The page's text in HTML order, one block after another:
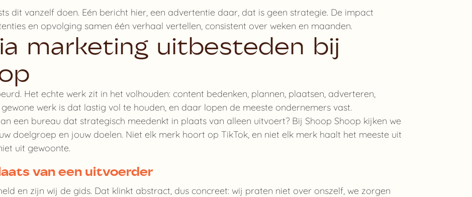
dit vanzelf doen. Eén bericht hier, een advertentie daar, dat is geen strategie. De impact
en opvolging samen één verhaal vertellen, consistent over weken en maanden.
marketing uitbesteden bij
Het echte werk zit in het volhouden: content bedenken, plannen, plaatsen, adverteren,
werk is dat lastig vol te houden, en daar lopen de meeste ondernemers vast.
een bureau dat strategisch meedenkt in plaats van alleen uitvoert? Bij Shoop Shoop kijken we
doelgroep en jouw doelen. Niet elk merk hoort op TikTok, en niet elk merk haalt het meeste uit
uit gewoonte.
van een uitvoerder
en zijn wij de gids. Dat klinkt abstract, dus concreet: wij praten niet over onszelf, we zorgen